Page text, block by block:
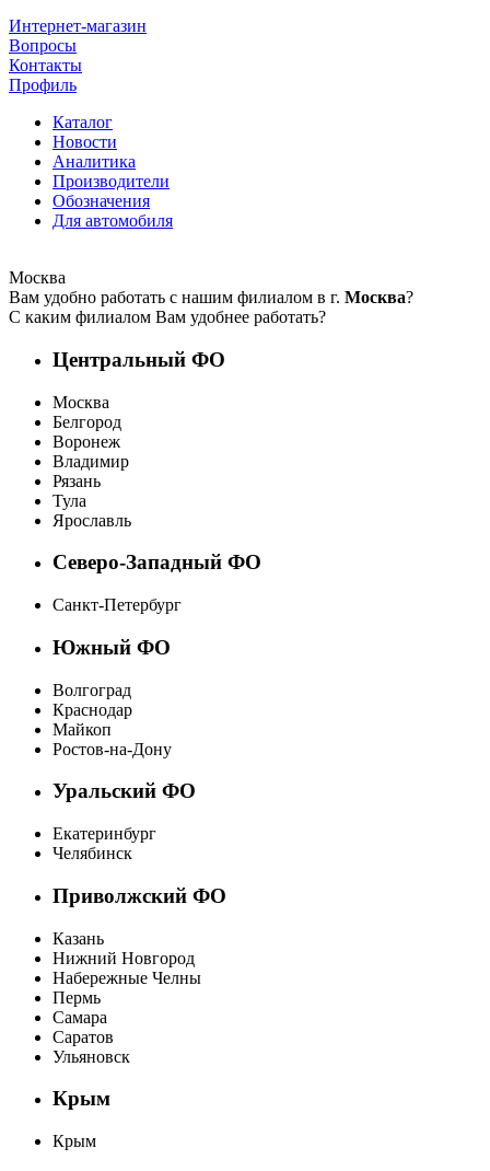
Интернет-магазин
Вопросы
Контакты
Профиль
Каталог
Новости
Аналитика
Производители
Обозначения
Для автомобиля
Москва
Вам удобно работать с нашим филиалом в г. Москва?
С каким филиалом Вам удобнее работать?
Центральный ФО
Москва
Белгород
Воронеж
Владимир
Рязань
Тула
Ярославль
Северо-Западный ФО
Санкт-Петербург
Южный ФО
Волгоград
Краснодар
Майкоп
Ростов-на-Дону
Уральский ФО
Екатеринбург
Челябинск
Приволжский ФО
Казань
Нижний Новгород
Набережные Челны
Пермь
Самара
Саратов
Ульяновск
Крым
Крым